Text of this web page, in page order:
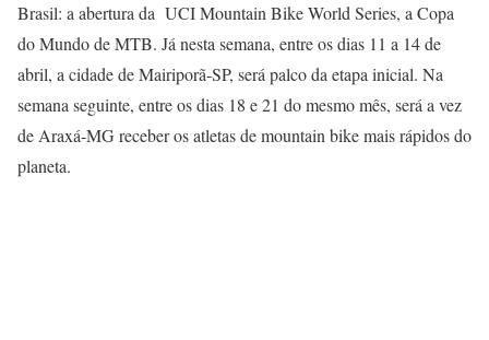
Brasil: a abertura da UCI Mountain Bike World Series, a Copa
do Mundo de MTB. Já nesta semana, entre os dias 11 a 14 de
abril, a cidade de Mairiporã-SP, será palco da etapa inicial. Na
semana seguinte, entre os dias 18 e 21 do mesmo mês, será a vez
de Araxá-MG receber os atletas de mountain bike mais rápidos do
planeta.